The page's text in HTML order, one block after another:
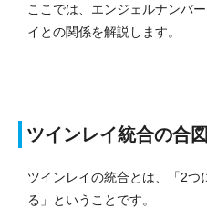
ここでは、エンジェルナンバ
イとの関係を解説します。
ツインレイ統合の合図
ツインレイの統合とは、「2つ
る」ということです。